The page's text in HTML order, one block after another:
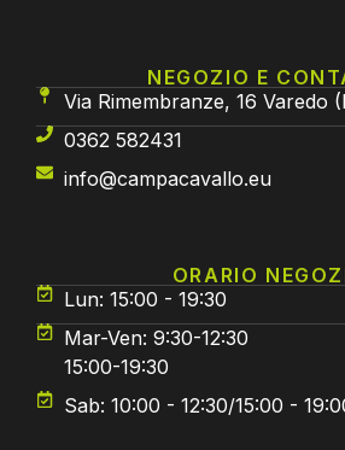
NEGOZIO E
Via Rimembranze, 16 Varedo
0362 582431
info@campacavallo.eu
ORARIO
Lun: 15:00 - 19:30
Mar-Ven: 9:30-12:30
15:00-19:30
Sab: 10:00 - 12:30/15:00 -